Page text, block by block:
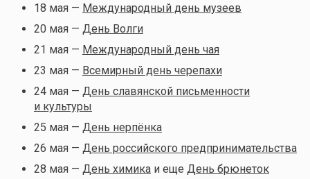
18 мая — Международный день музеев
20 мая — День Волги
21 мая — Международный день чая
23 мая — Всемирный день черепахи
24 мая — День славянской письменности
и культуры
25 мая — День нерпёнка
26 мая — День российского предпринимательства
28 мая — День химикаи еще День брюнеток